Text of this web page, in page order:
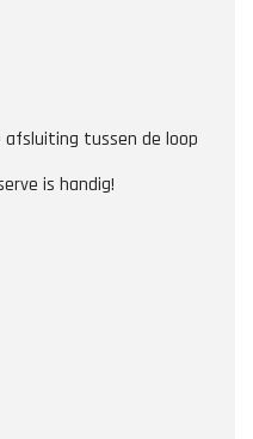
tussen de loop
is handig!